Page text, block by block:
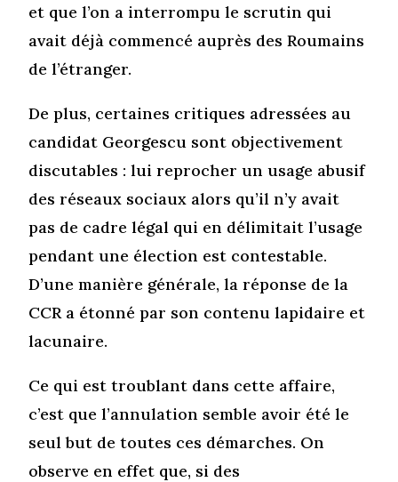
et que l’on a interrompu le scrutin qui
avait déjà commencé auprès des Roumains
de l’étranger.
De plus, certaines critiques adressées au
candidat Georgescu sont objectivement
discutables : lui reprocher un usage abusif
des réseaux sociaux alors qu’il n’y avait
pas de cadre légal qui en délimitait l’usage
pendant une élection est contestable.
D’une manière générale, la réponse de la
CCR a étonné par son contenu lapidaire et
lacunaire.
Ce qui est troublant dans cette affaire,
c’est que l’annulation semble avoir été le
seul but de toutes ces démarches. On
observe en effet que, si des